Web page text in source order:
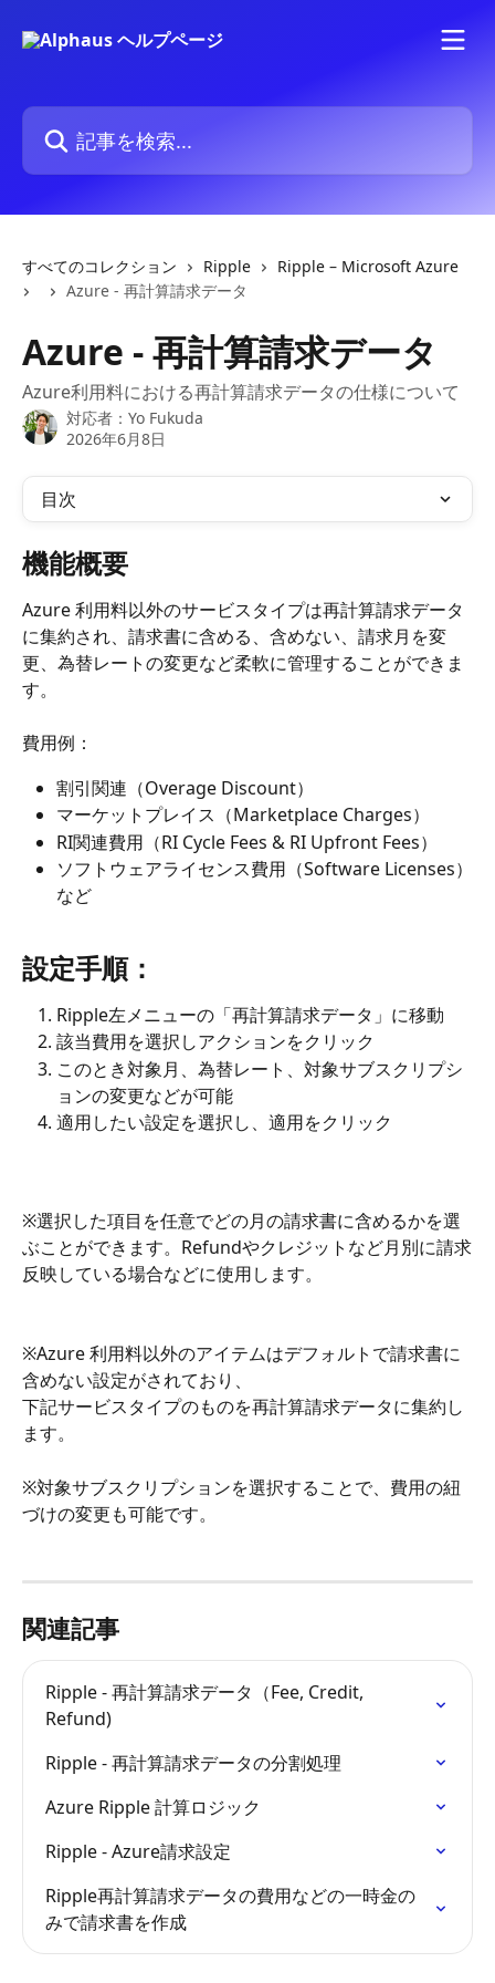
記事を検索...
すべてのコレクション Ripple
Ripple – Microsoft Azure
Azure - 再計算請求データ
Azure - 再計算請求データ
Azure利用料における再計算請求データの仕様について
対応者： Yo Fukuda
2026年6月8日
目次
機能概要
Azure 利用料以外のサービスタイプは再計算請求データ
に集約され、請求書に含める、含めない、請求月を変
更、為替レートの変更など柔軟に管理することができま
す。
費用例：
割引関連（Overage Discount）
マーケットプレイス（Marketplace Charges）
RI関連費用（RI Cycle Fees & RI Upfront Fees）
ソフトウェアライセンス費用（Software Licenses）
など
設定手順：
Ripple左メニューの「再計算請求データ」に移動
該当費用を選択しアクションをクリック
このとき対象月、為替レート、対象サブスクリプシ
ョンの変更などが可能
適用したい設定を選択し、適用をクリック
※選択した項目を任意でどの月の請求書に含めるかを選
ぶことができます。Refundやクレジットなど月別に請求
反映している場合などに使用します。
※Azure 利用料以外のアイテムはデフォルトで請求書に
含めない設定がされており、
下記サービスタイプのものを再計算請求データに集約し
ます。
※対象サブスクリプションを選択することで、費用の紐
づけの変更も可能です。
関連記事
Ripple - 再計算請求データ（Fee, Credit,
Refund)
Ripple - 再計算請求データの分割処理
Azure Ripple 計算ロジック
Ripple - Azure請求設定
Ripple再計算請求データの費用などの一時金の
みで請求書を作成